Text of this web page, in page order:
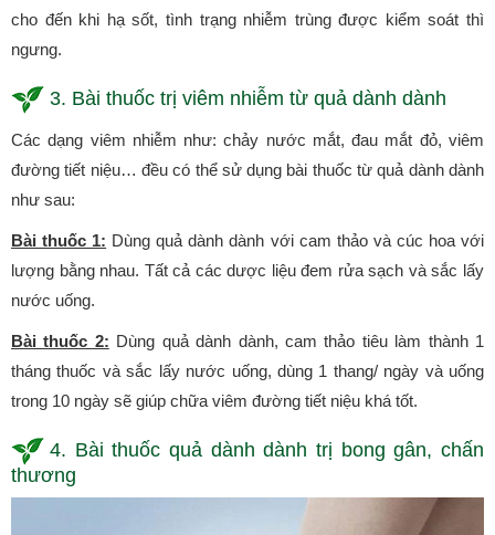
cho đến khi hạ sốt, tình trạng nhiễm trùng được kiểm soát thì
ngưng.
3. Bài thuốc trị viêm nhiễm từ quả dành dành
Các dạng viêm nhiễm như: chảy nước mắt, đau mắt đỏ, viêm
đường tiết niệu… đều có thể sử dụng bài thuốc từ quả dành dành
như sau:
Bài thuốc 1: Dùng quả dành dành với cam thảo và cúc hoa với
lượng bằng nhau. Tất cả các dược liệu đem rửa sạch và sắc lấy
nước uống.
Bài thuốc 2: Dùng quả dành dành, cam thảo tiêu làm thành 1
tháng thuốc và sắc lấy nước uống, dùng 1 thang/ ngày và uống
trong 10 ngày sẽ giúp chữa viêm đường tiết niệu khá tốt.
4. Bài thuốc quả dành dành trị bong gân, chấn
thương